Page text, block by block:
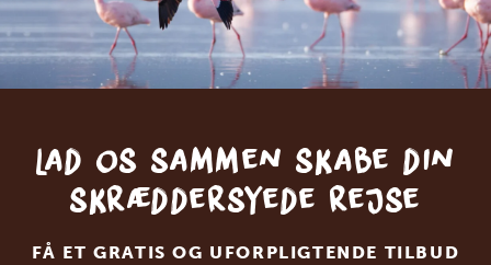
Lad os sammen skabe din
skræddersyede rejse
FÅ ET GRATIS OG UFORPLIGTENDE TILBUD